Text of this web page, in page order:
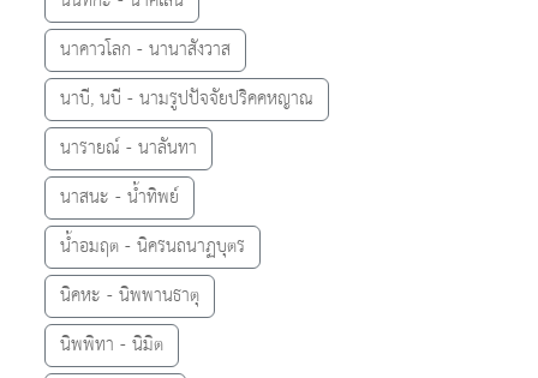
นาคาวโลก - นานาสังวาส
นาบี, นบี - นามรูปปัจจัยปริคคหญาณ
นารายณ์ - นาลันทา
นาสนะ - น้ำทิพย์
น้ำอมฤต - นิครนถนาฏบุตร
นิคหะ - นิพพานธาตุ
นิพพิทา - นิมิต